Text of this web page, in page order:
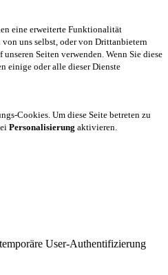
eine erweiterte Funktionalität
uns selbst, oder von Drittanbietern
Seiten verwenden. Wenn Sie diese
einige oder alle dieser Dienste
Cookies. Um diese Seite betreten zu
Personalisierung aktivieren.
User-Authentifizierung